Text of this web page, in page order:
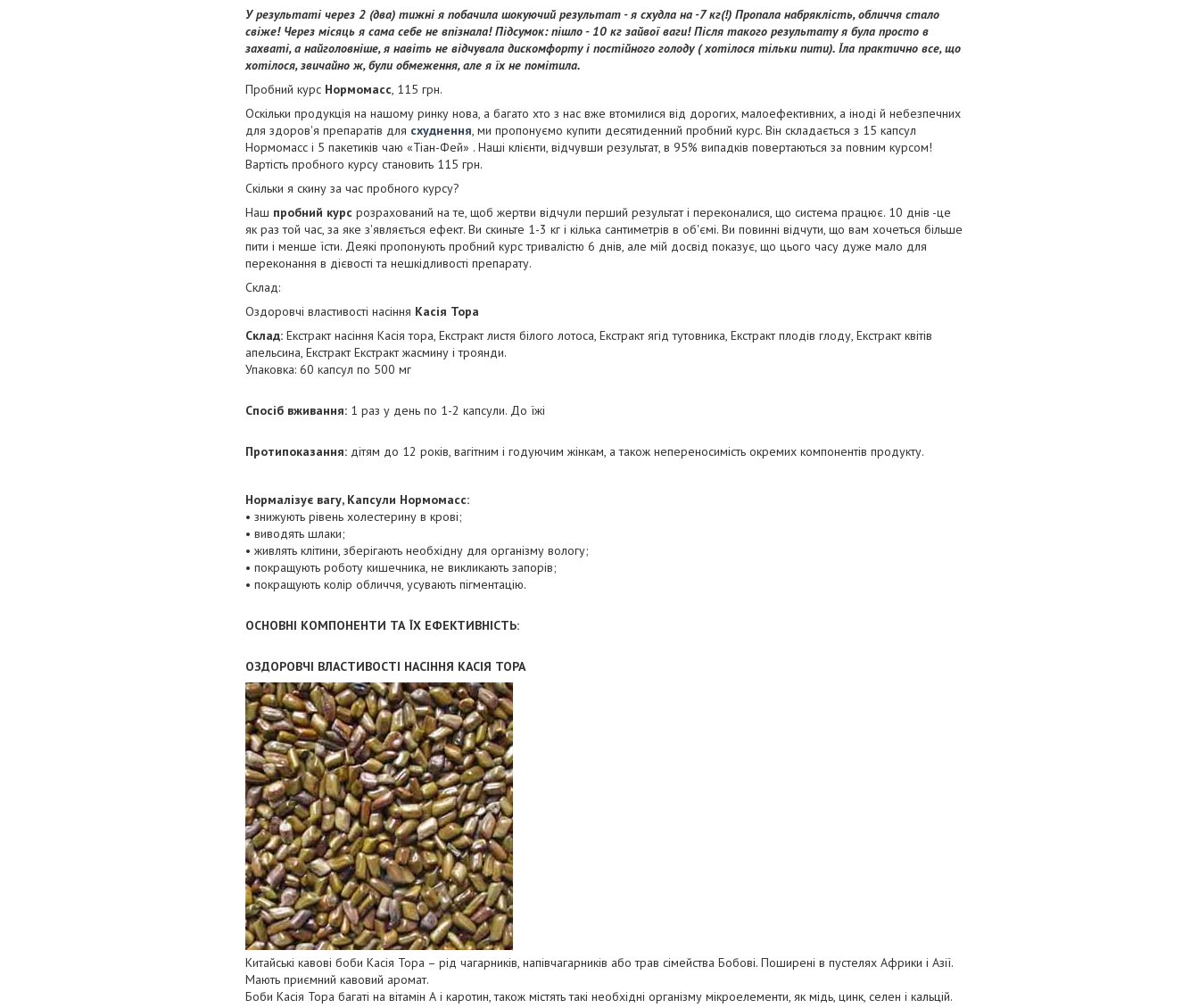
У результаті через 2 (два) тижні я побачила шокуючий результат - я схудла на -7 кг(!) Пропала набряклість, обличчя стало
свіже! Через місяць я сама себе не впізнала! Підсумок: пішло - 10 кг зайвої ваги! Після такого результату я була просто в
захваті, а найголовніше, я навіть не відчувала дискомфорту і постійного голоду ( хотілося тільки пити). Їла практично все, що
хотілося, звичайно ж, були обмеження, але я їх не помітила.
Пробний курс Нормомасс, 115 грн.
Оскільки продукція на нашому ринку нова, а багато хто з нас вже втомилися від дорогих, малоефективних, а іноді й небезпечних
для здоров'я препаратів для схуднення, ми пропонуємо купити десятиденний пробний курс. Він складається з 15 капсул
Нормомасс і 5 пакетиків чаю «Тіан-Фей» . Наші клієнти, відчувши результат, в 95% випадків повертаються за повним курсом!
Вартість пробного курсу становить 115 грн.
Скільки я скину за час пробного курсу?
Наш пробний курс розрахований на те, щоб жертви відчули перший результат і переконалися, що система працює. 10 днів -це
як раз той час, за яке з'являється ефект. Ви скиньте 1-3 кг і кілька сантиметрів в об'ємі. Ви повинні відчути, що вам хочеться більше
пити і менше їсти. Деякі пропонують пробний курс тривалістю 6 днів, але мій досвід показує, що цього часу дуже мало для
переконання в дієвості та нешкідливості препарату.
Склад:
Оздоровчі властивості насіння Касія Тора
Склад: Екстракт насіння Касія тора, Екстракт листя білого лотоса, Екстракт ягід тутовника, Екстракт плодів глоду, Екстракт квітів
апельсина, Екстракт Екстракт жасмину і троянди.
Упаковка: 60 капсул по 500 мг
Спосіб вживання: 1 раз у день по 1-2 капсули. До їжі
Протипоказання: дітям до 12 років, вагітним і годуючим жінкам, а також непереносимість окремих компонентів продукту.
Нормалізує вагу, Капсули Нормомасс:
• знижують рівень холестерину в крові;
• виводять шлаки;
• живлять клітини, зберігають необхідну для організму вологу;
• покращують роботу кишечника, не викликають запорів;
• покращують колір обличчя, усувають пігментацію.
ОСНОВНІ КОМПОНЕНТИ ТА ЇХ ЕФЕКТИВНІСТЬ:
ОЗДОРОВЧІ ВЛАСТИВОСТІ НАСІННЯ КАСІЯ ТОРА
Китайські кавові боби Касія Тора – рід чагарників, напівчагарників або трав сімейства Бобові. Поширені в пустелях Африки і Азії.
Мають приємний кавовий аромат.
Боби Касія Тора багаті на вітамін А і каротин, також містять такі необхідні організму мікроелементи, як мідь, цинк, селен і кальцій.